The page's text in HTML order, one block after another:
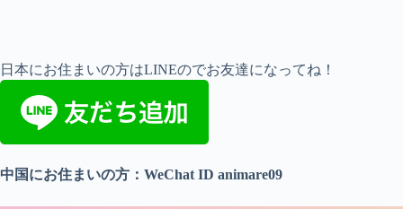
日本にお住まいの方はLINEのでお友達になってね！
中国にお住まいの方：WeChat ID animare09